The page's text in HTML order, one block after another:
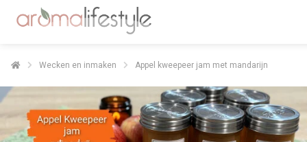
Wecken en inmaken Appel kweepeer jam met mandarijn